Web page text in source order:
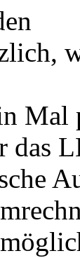
Mal
das